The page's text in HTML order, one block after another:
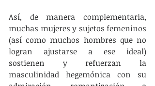
Así, de manera complementaria,
muchas mujeres y sujetos femeninos
(así como muchos hombres que no
logran ajustarse a ese ideal)
sostienen y refuerzan la
masculinidad hegemónica con su